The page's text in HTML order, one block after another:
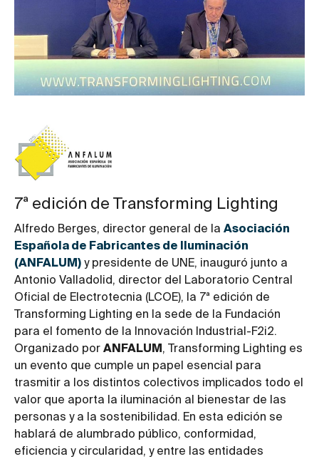
7ª edición de Transforming Lighting
Alfredo Berges, director general de la Asociación
Española de Fabricantes de Iluminación
(ANFALUM) y presidente de UNE, inauguró junto a
Antonio Valladolid, director del Laboratorio Central
Oficial de Electrotecnia (LCOE), la 7ª edición de
Transforming Lighting en la sede de la Fundación
para el fomento de la Innovación Industrial-F2i2.
Organizado por ANFALUM , Transforming Lighting es
un evento que cumple un papel esencial para
trasmitir a los distintos colectivos implicados todo el
valor que aporta la iluminación al bienestar de las
personas y a la sostenibilidad. En esta edición se
hablará de alumbrado público, conformidad,
eficiencia y circularidad, y entre las entidades